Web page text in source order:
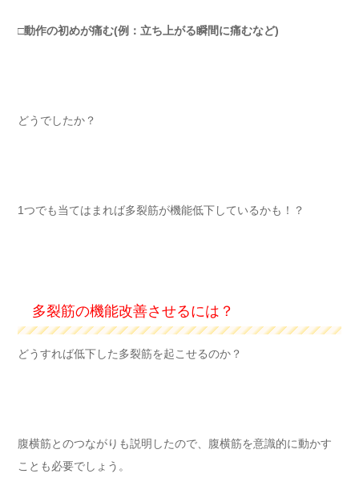
□動作の初めが痛む(例：立ち上がる瞬間に痛むなど)
どうでしたか？
1つでも当てはまれば多裂筋が機能低下しているかも！？
多裂筋の機能改善させるには？
どうすれば低下した多裂筋を起こせるのか？
腹横筋とのつながりも説明したので、腹横筋を意識的に動かす
ことも必要でしょう。